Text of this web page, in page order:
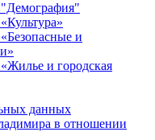
"Демография"
и
и городская
данных
в отношении